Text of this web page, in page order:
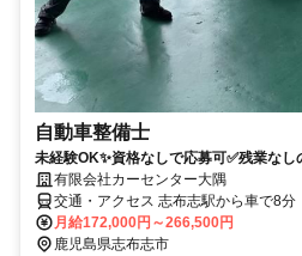
自動車整備士
未経験OK✨資格なしで応募可✅残業なし
有限会社カーセンター大隅
交通・アクセス 志布志駅から車で8分
月給172,000円～266,500円
鹿児島県志布志市